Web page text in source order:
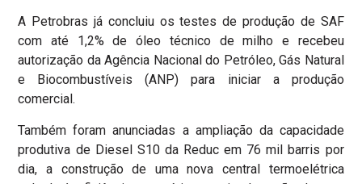
A Petrobras já concluiu os testes de produção de SAF
com até 1,2% de óleo técnico de milho e recebeu
autorização da Agência Nacional do Petróleo, Gás Natural
e Biocombustíveis (ANP) para iniciar a produção
comercial.
Também foram anunciadas a ampliação da capacidade
produtiva de Diesel S10 da Reduc em 76 mil barris por
dia, a construção de uma nova central termoelétrica